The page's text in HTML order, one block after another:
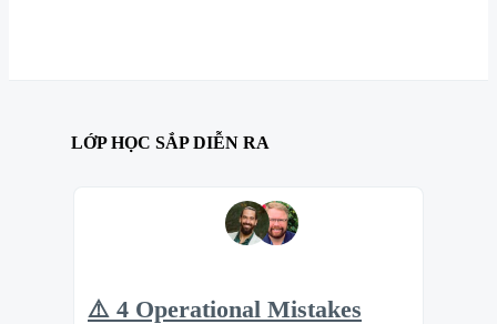
LỚP HỌC SẮP DIỄN RA
⚠️ 4 Operational Mistakes